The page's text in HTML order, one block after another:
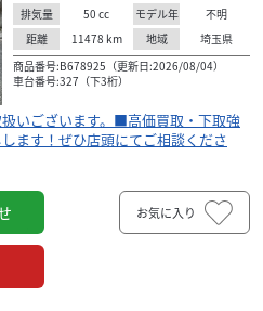
排気量 50 cc モデル年
不明
距離
11478 km 地域
埼玉県
商品番号:B678925（更新日:2026/08/04）
車台番号:327（下3桁）
いございます。■高価買取・下取強
ます！ぜひ店頭にてご相談くださ
お気に入り